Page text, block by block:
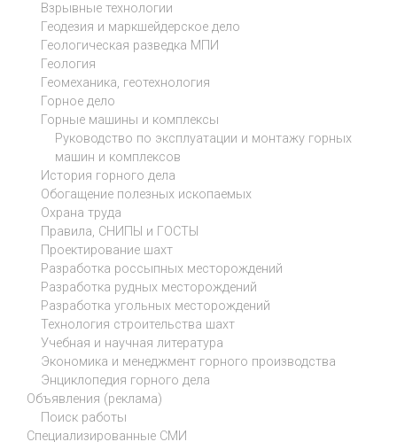
Взрывные технологии
Геодезия и маркшейдерское дело
Геологическая разведка МПИ
Геология
Геомеханика, геотехнология
Горное дело
Горные машины и комплексы
Руководство по эксплуатации и монтажу горных
машин и комплексов
История горного дела
Обогащение полезных ископаемых
Охрана труда
Правила, СНИПЫ и ГОСТЫ
Проектирование шахт
Разработка россыпных месторождений
Разработка рудных месторождений
Разработка угольных месторождений
Технология строительства шахт
Учебная и научная литература
Экономика и менеджмент горного производства
Энциклопедия горного дела
Объявления (реклама)
Поиск работы
Специализированные СМИ